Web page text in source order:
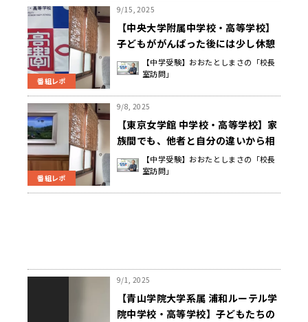
番組レポ
9/15, 2025
【中央大学附属中学校・高等学校】
子どもががんばった後には少し休憩
を 自分からやってみたいという気持
ちを急かさずに見守る 安藤 浩一 校
【中学受験】おおたとしまさの「校長
室訪問」
番組レポ
9/8, 2025
【東京女学館 中学校・高等学校】家
族間でも、他者と自分の違いから相
手を理解・認めることで生まれる相
手を尊重する心「品性」を大切に
【中学受験】おおたとしまさの「校長
室訪問」
9/1, 2025
【青山学院大学系属 浦和ルーテル学
院中学校・高等学校】子どもたちの